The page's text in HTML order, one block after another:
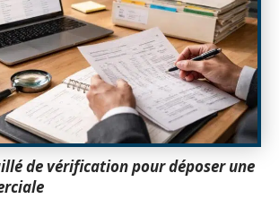
de vérification pour déposer une